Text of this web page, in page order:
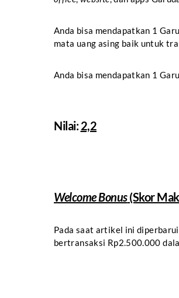
Anda bisa mendapatkan 1
mata uang asing baik untuk
Anda bisa mendapatkan 1
Nilai:2,2
Welcome Bonus(Skor
Pada saat artikel ini
bertransaksi Rp2.500.000